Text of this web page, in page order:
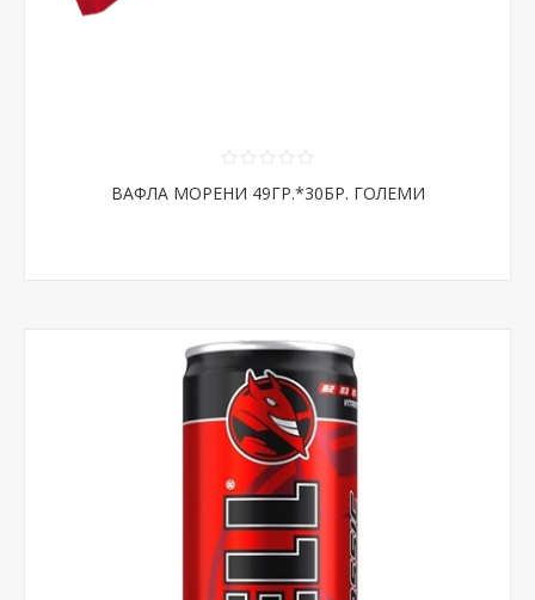
ВАФЛА МОРЕНИ 49ГР.*30БР. ГОЛЕМИ